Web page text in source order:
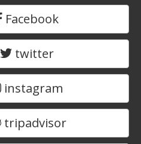
Facebook
twitter
instagram
tripadvisor